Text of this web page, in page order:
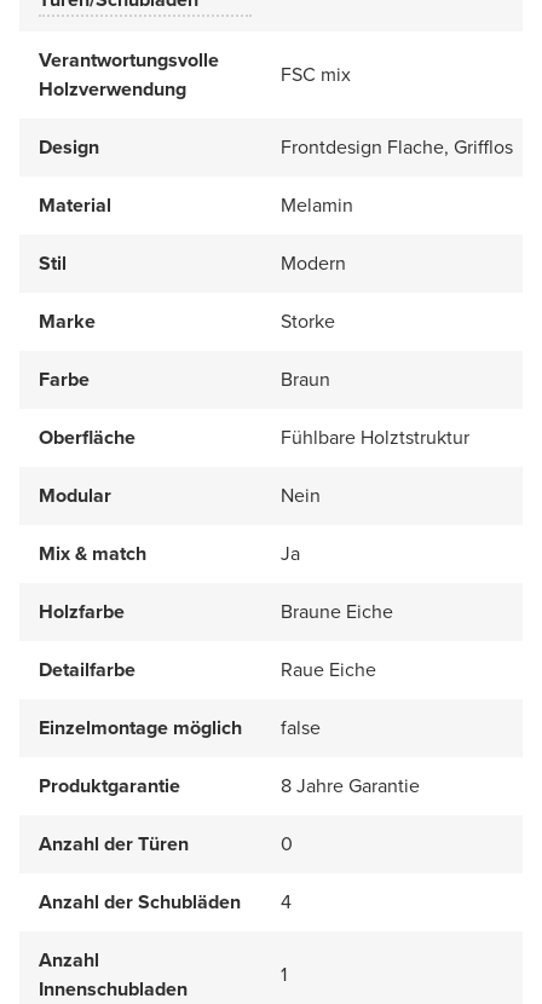
Verantwortungsvolle
Holzverwendung
FSC mix
Design Frontdesign Flache, Grifflos
Material Melamin
Stil Modern
Marke Storke
Farbe Braun
Oberfläche Fühlbare Holztstruktur
Modular Nein
Mix & match Ja
Holzfarbe Braune Eiche
Detailfarbe Raue Eiche
Einzelmontage möglich false
Produktgarantie 8 Jahre Garantie
Anzahl der Türen 0
Anzahl der Schubläden 4
Anzahl
Innenschubladen
1